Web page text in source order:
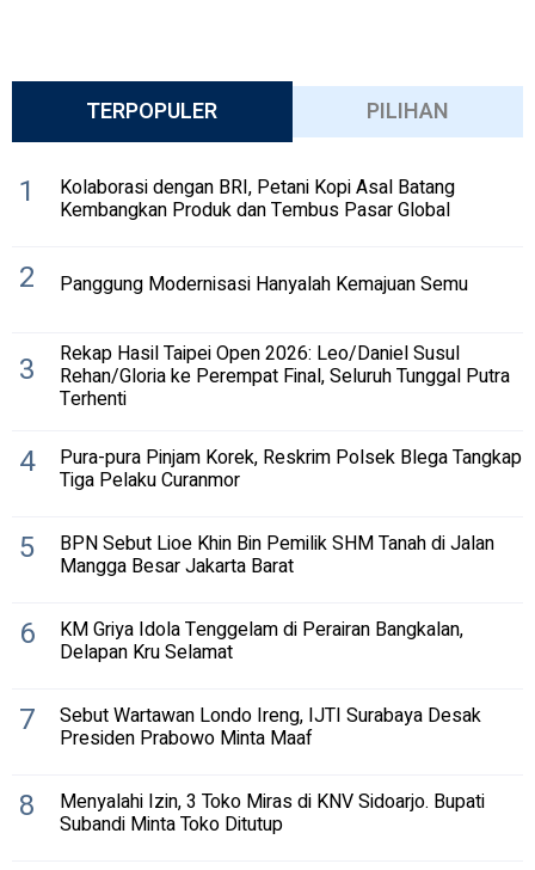
TERPOPULER PILIHAN
1 Kolaborasi dengan BRI, Petani Kopi Asal Batang
Kembangkan Produk dan Tembus Pasar Global
2 Panggung Modernisasi Hanyalah Kemajuan Semu
3 Rekap Hasil Taipei Open 2026: Leo/Daniel Susul
Rehan/Gloria ke Perempat Final, Seluruh Tunggal Putra
Terhenti
4 Pura-pura Pinjam Korek, Reskrim Polsek Blega Tangkap
Tiga Pelaku Curanmor
5 BPN Sebut Lioe Khin Bin Pemilik SHM Tanah di Jalan
Mangga Besar Jakarta Barat
6 KM Griya Idola Tenggelam di Perairan Bangkalan,
Delapan Kru Selamat
7 Sebut Wartawan Londo Ireng, IJTI Surabaya Desak
Presiden Prabowo Minta Maaf
8 Menyalahi Izin, 3 Toko Miras di KNV Sidoarjo. Bupati
Subandi Minta Toko Ditutup